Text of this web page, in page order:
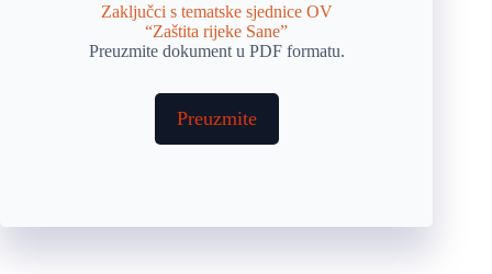
Zaključci s tematske sjednice OV
“Zaštita rijeke Sane”
Preuzmite dokument u PDF formatu.
Preuzmite